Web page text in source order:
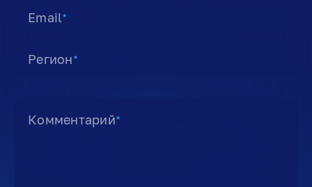
Email ★
Регион ★
Комментарий ★